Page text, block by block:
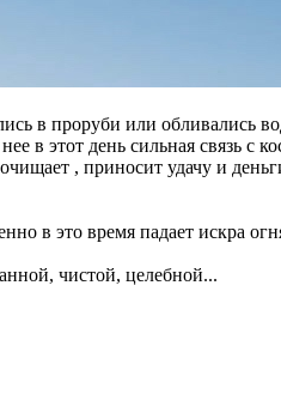
в проруби или обливались
в этот день сильная связь с
, приносит удачу и
в это время падает искра
чистой, целебной...